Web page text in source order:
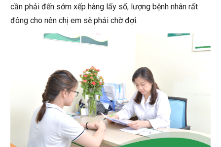
cần phải đến sớm xếp hàng lấy số, lượng bệnh nhân rất
đông cho nên chị em sẽ phải chờ đợi.